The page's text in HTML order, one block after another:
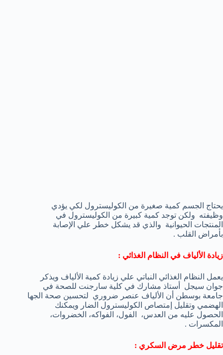
يحتاج الجسم كمية صغيرة من الكوليسترول لكي يؤدي
وظيفته ولكن توجد كمية كبيرة من الكوليسترول في
المنتجات الحيوانية والذي قد يشكل خطر علي الإصابة
بأمراض القلب .
زيادة الألياف في النظام الغذائي :
يعمل النظام الغذائي النباتي علي زيادة كمية الألياف ويذكر
جوان سيجل أستاذ مشارك في كلية سارجنت للصحة في
جامعة بوسطن أن الألياف عنصر ضروري لتحسين صحة الجها
الهضمي وتقليل إمتصاص الكوليسترول الضار ويمكنك
الحصول عليه من العدس، الفول، الفواكه، الخضروات،
المكسرات .
تقليل خطر مرض السكري :